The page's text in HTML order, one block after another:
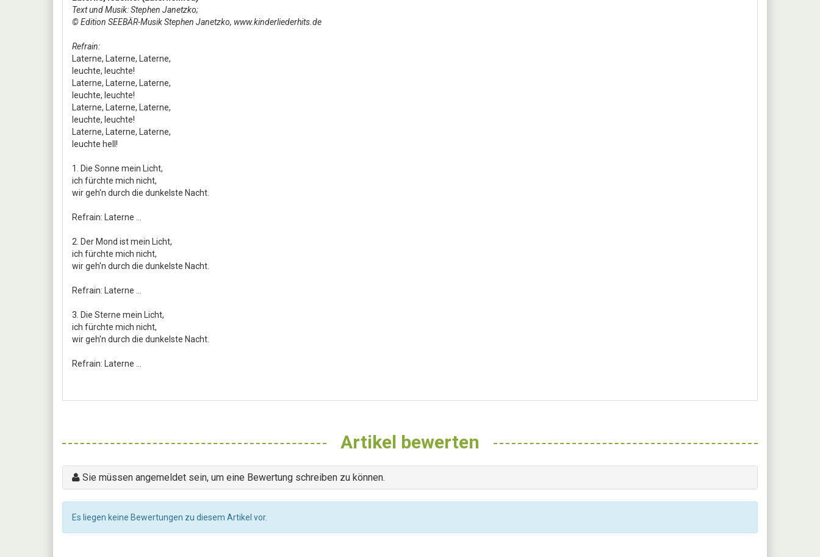
Text und Musik: Stephen Janetzko;
© Edition SEEBÄR-Musik Stephen Janetzko, www.kinderliederhits.de
Refrain:
Laterne, Laterne, Laterne,
leuchte, leuchte!
Laterne, Laterne, Laterne,
leuchte, leuchte!
Laterne, Laterne, Laterne,
leuchte, leuchte!
Laterne, Laterne, Laterne,
leuchte hell!
1. Die Sonne mein Licht,
ich fürchte mich nicht,
wir geh'n durch die dunkelste Nacht.
Refrain: Laterne ...
2. Der Mond ist mein Licht,
ich fürchte mich nicht,
wir geh'n durch die dunkelste Nacht.
Refrain: Laterne ...
3. Die Sterne mein Licht,
ich fürchte mich nicht,
wir geh'n durch die dunkelste Nacht.
Refrain: Laterne ...
Artikel bewerten
Sie müssen angemeldet sein, um eine Bewertung schreiben zu können.
Es liegen keine Bewertungen zu diesem Artikel vor.